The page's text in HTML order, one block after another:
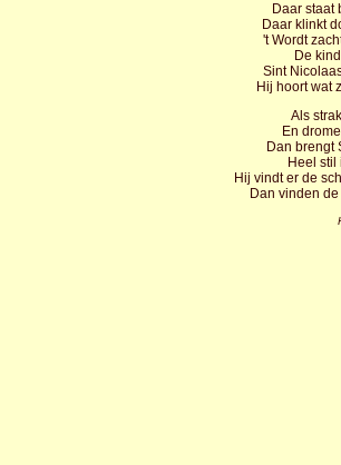
Daar staat
Daar klinkt
't Wordt
De
Sint
Hij hoort wat
Als
En
Dan brengt
Heel stil
Hij vindt er de
Dan vinden